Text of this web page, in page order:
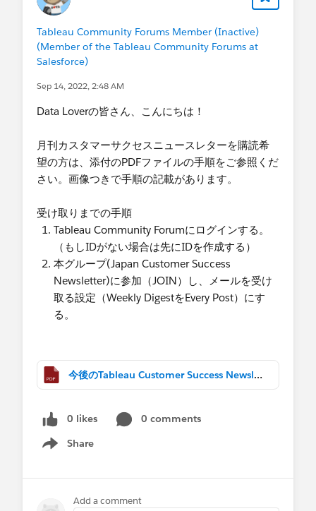
Tableau Community Forums Member (Inactive)
(Member of the Tableau Community Forums at
Salesforce)
Sep 14, 2022, 2:48 AM
Data Loverの皆さん、こんにちは！
月刊カスタマーサクセスニュースレターを購読希
望の方は、添付のPDFファイルの手順をご参照くだ
さい。画像つきで手順の記載があります。
​受け取りまでの手順
​Tableau Community Forumにログインする。
（もしIDがない場合は先にIDを作成する）
本グループ(Japan Customer Success
Newsletter)に参加（JOIN）し、メールを受け
取る設定（Weekly DigestをEvery Post）にす
る。​
今後のTableau Customer Success Newsletterの受け取り方.pdf
0 likes
0 comments
Share
Show menu
Add a comment